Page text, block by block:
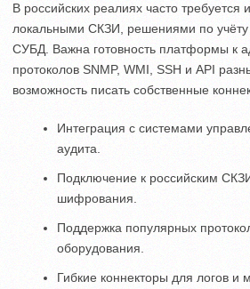
В российских реалиях часто требуется
локальными СКЗИ, решениями по учёту
СУБД. Важна готовность платформы к
протоколов SNMP, WMI, SSH и API
возможность писать собственные
Интеграция с системами
аудита.
Подключение к российским
шифрования.
Поддержка популярных
оборудования.
Гибкие коннекторы для логов и